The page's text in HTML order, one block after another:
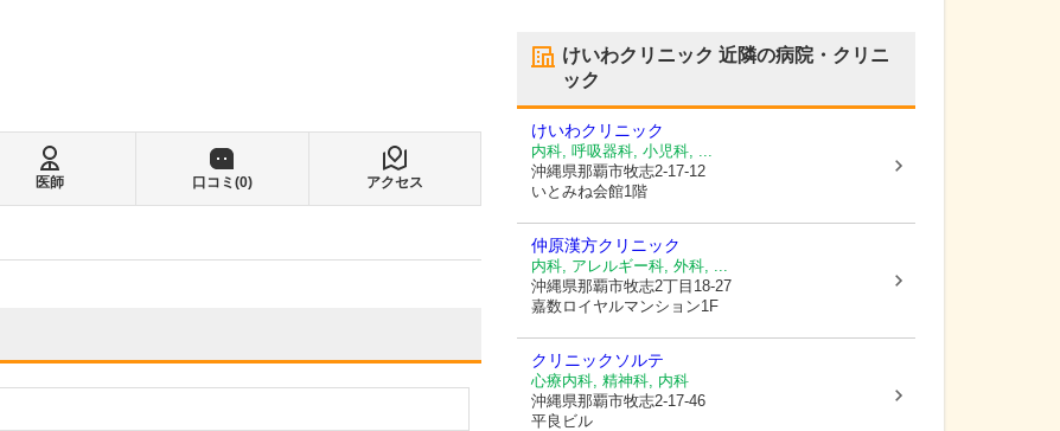
医師 口コミ(0) アクセス
けいわクリニック 近隣の病院・クリニ
ック
けいわクリニック
内科, 呼吸器科, 小児科, ...
沖縄県那覇市牧志2-17-12
いとみね会館1階
仲原漢方クリニック
内科, アレルギー科, 外科, ...
沖縄県那覇市牧志2丁目18-27
嘉数ロイヤルマンション1F
クリニックソルテ
心療内科, 精神科, 内科
沖縄県那覇市牧志2-17-46
平良ビル